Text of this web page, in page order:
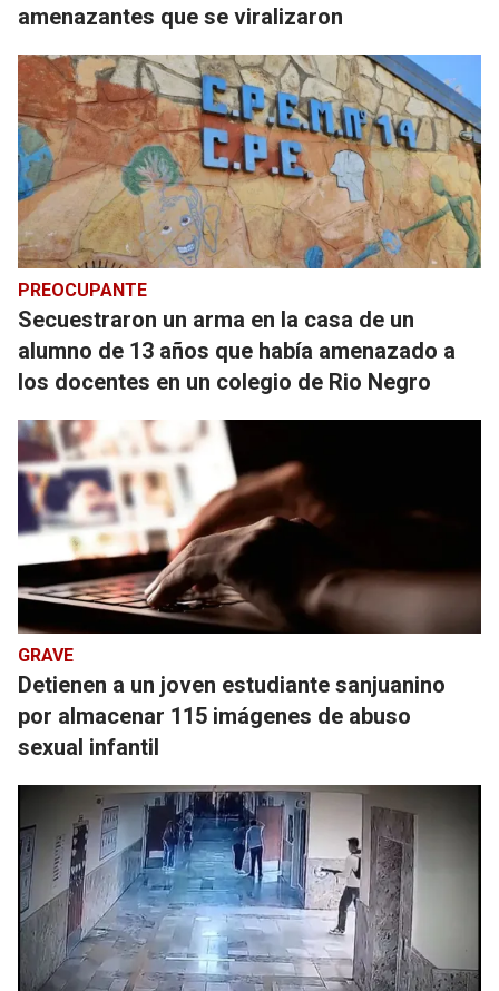
amenazantes que se viralizaron
PREOCUPANTE
Secuestraron un arma en la casa de un
alumno de 13 años que había amenazado a
los docentes en un colegio de Rio Negro
GRAVE
Detienen a un joven estudiante sanjuanino
por almacenar 115 imágenes de abuso
sexual infantil